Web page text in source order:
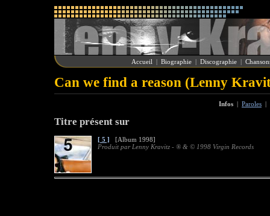
Accueil | Biographie | Discographie |
Can we find a reason (Lenny
Infos | Paroles |
Titre présent sur
[ 5 ]
[Album 1998]
Produit par Lenny Kravitz - ® & © 1998 Virgin Records